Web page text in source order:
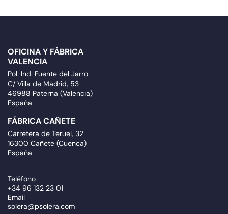
OFICINA Y FÁBRICA
VALENCIA
Pol. Ind. Fuente del Jarro
C/ Villa de Madrid, 53
46988 Paterna (Valencia)
España
FÁBRICA CAÑETE
Carretera de Teruel, 32
16300 Cañete (Cuenca)
España
Teléfono
+34 96 132 23 01
Email
solera@psolera.com